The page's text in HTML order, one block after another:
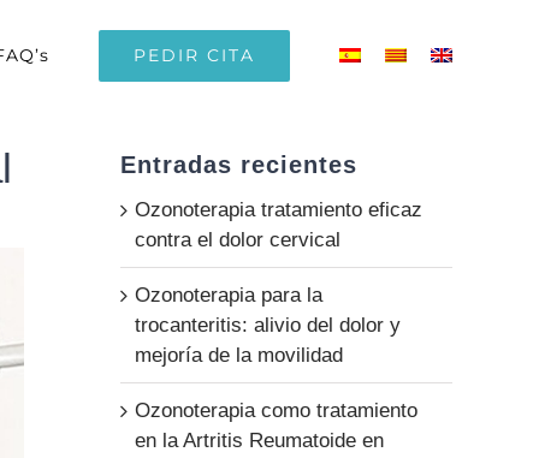
PEDIR CITA
Entradas recientes
Ozonoterapia tratamiento eficaz
contra el dolor cervical
Ozonoterapia para la
trocanteritis: alivio del dolor y
mejoría de la movilidad
Ozonoterapia como tratamiento
en la Artritis Reumatoide en